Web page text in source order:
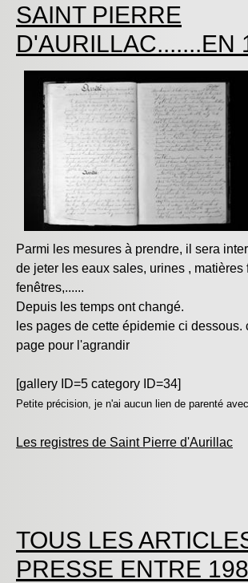
SAINT PIERRE
D'AURILLAC.......EN
Parmi les mesures à prendre, il sera
de jeter les eaux sales, urines , matières
fenêtres,......
Depuis les temps ont changé.
les pages de cette épidemie ci dessous.
page pour l'agrandir
[gallery ID=5 category ID=34]
Petite précision, je n'ai aucun lien de parenté
Les registres de Saint Pierre d'Aurillac
TOUS LES
PRESSE ENTRE